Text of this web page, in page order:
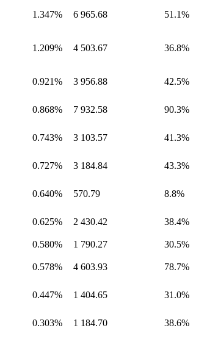
1.347% 6 965.68 51.1%
1.209% 4 503.67 36.8%
0.921% 3 956.88 42.5%
0.868% 7 932.58 90.3%
0.743% 3 103.57 41.3%
0.727% 3 184.84 43.3%
0.640% 570.79 8.8%
0.625% 2 430.42 38.4%
0.580% 1 790.27 30.5%
0.578% 4 603.93 78.7%
0.447% 1 404.65 31.0%
0.303% 1 184.70 38.6%